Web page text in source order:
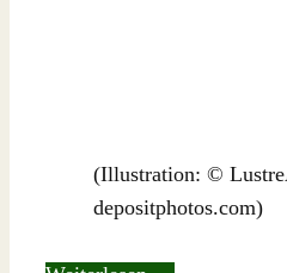
(Illustration: ©
depositphotos.com)